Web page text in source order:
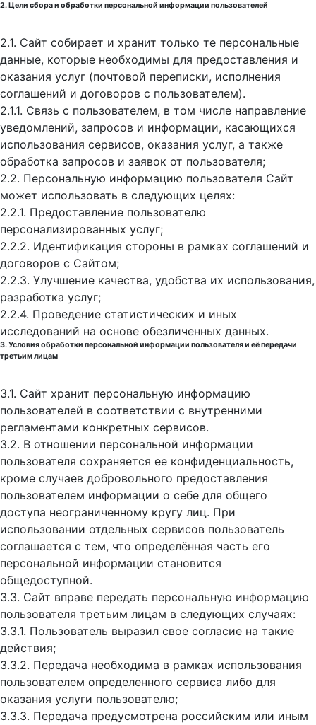
2. Цели сбора и обработки персональной информации пользователей
2.1. Сайт собирает и хранит только те персональные
данные, которые необходимы для предоставления и
оказания услуг (почтовой переписки, исполнения
соглашений и договоров с пользователем).
2.1.1. Связь с пользователем, в том числе направление
уведомлений, запросов и информации, касающихся
использования сервисов, оказания услуг, а также
обработка запросов и заявок от пользователя;
2.2. Персональную информацию пользователя Сайт
может использовать в следующих целях:
2.2.1. Предоставление пользователю
персонализированных услуг;
2.2.2. Идентификация стороны в рамках соглашений и
договоров с Сайтом;
2.2.3. Улучшение качества, удобства их использования,
разработка услуг;
2.2.4. Проведение статистических и иных
исследований на основе обезличенных данных.
3. Условия обработки персональной информации пользователя и её передачи
третьим лицам
3.1. Сайт хранит персональную информацию
пользователей в соответствии с внутренними
регламентами конкретных сервисов.
3.2. В отношении персональной информации
пользователя сохраняется ее конфиденциальность,
кроме случаев добровольного предоставления
пользователем информации о себе для общего
доступа неограниченному кругу лиц. При
использовании отдельных сервисов пользователь
соглашается с тем, что определённая часть его
персональной информации становится
общедоступной.
3.3. Сайт вправе передать персональную информацию
пользователя третьим лицам в следующих случаях:
3.3.1. Пользователь выразил свое согласие на такие
действия;
3.3.2. Передача необходима в рамках использования
пользователем определенного сервиса либо для
оказания услуги пользователю;
3.3.3. Передача предусмотрена российским или иным